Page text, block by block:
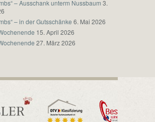
– Ausschank unterm Nussbaum 3.
– in der Gutsschänke 6. Mai 2026
15. April 2026
27. März 2026